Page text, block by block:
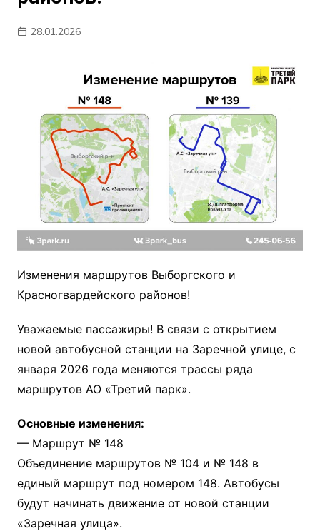
28.01.2026
Изменения маршрутов Выборгского и
Красногвардейского районов!
Уважаемые пассажиры! В связи с открытием
новой автобусной станции на Заречной улице, с
января 2026 года меняются трассы ряда
маршрутов АО «Третий парк».
Основные изменения:
— Маршрут № 148
Объединение маршрутов № 104 и № 148 в
единый маршрут под номером 148. Автобусы
будут начинать движение от новой станции
«Заречная улица».